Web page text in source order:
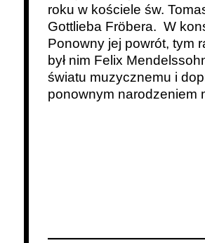
roku w kościele św.
Gottlieba Fröbera. W
Ponowny jej powrót, tym
był nim Felix
światu muzycznemu i
ponownym narodzeniem